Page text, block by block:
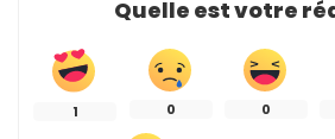
Quelle est votre
1 0 0